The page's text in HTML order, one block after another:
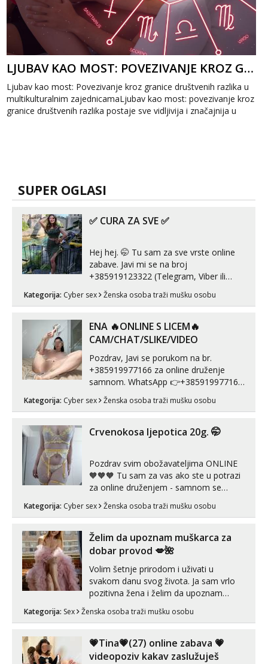
LJUBAV KAO MOST: POVEZIVANJE KROZ GRANICE DRUŠTVENIH RAZLIKA
Ljubav kao most: Povezivanje kroz granice društvenih razlika u
multikulturalnim zajednicamaLjubav kao most: povezivanje kroz
granice društvenih razlika postaje sve vidljivija i značajnija u
SUPER OGLASI
✅ CURA ZA SVE ✅
Hej hej. 🤭 Tu sam za sve vrste online
zabave. Javi mi se na broj
+385919123322 (Telegram, Viber ili
Whatsapp). 🤙 NE javljaj se na uzivo.
Hvala.
Kategorija: Cyber sex Ženska osoba traži mušku osobu
ENA 🔥ONLINE S LICEM🔥
CAM/CHAT/SLIKE/VIDEO
Pozdrav, Javi se porukom na br.
+385919977166 za online druženje
samnom. WhatsApp 👉+385919977166
Telegram 👉@enafriedrichkis Radim
videopozive s licem, solo i s partnerom,
kombinacije halteri, haljine, štikle,
Kategorija: Cyber sex Ženska osoba traži mušku osobu
Crvenokosa ljepotica 20g. 🤭
Pozdrav svim obožavateljima ONLINE
🧡🧡🧡 Tu sam za vas ako ste u potrazi
za online druženjem - samnom se
možete zabaviti preko videopoziva, ili
ako vam nisam dovoljna radim i u paru i
😉 Radim i vruća tipkanja uz slike i hot
line pozive. Za vas sam pripremila ...
Kategorija: Cyber sex Ženska osoba traži mušku osobu
Želim da upoznam muškarca za
dobar provod 💋🌺
Volim šetnje prirodom i uživati u
svakom danu svog života. Ja sam vrlo
pozitivna žena i želim da upoznam
može i nešto više.💋🌺 Klikni na link
Kategorija: Sex Ženska osoba traži mušku osobu
💗Tina💗(27) online zabava 💗
videopoziv kakav zaslužuješ